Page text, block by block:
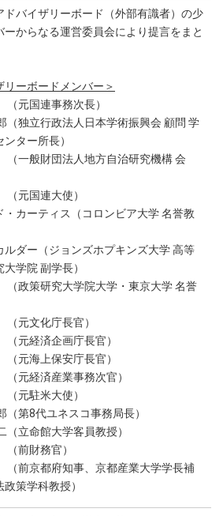
ドバイザリーボード（外部有識者）の少
ーからなる運営委員会により提言をまと
リーボードメンバー＞
元国連事務次長）
（独立行政法人日本学術振興会 顧問 学
ター所長）
（一般財団法人地方自治研究機構 会
元国連大使）
・カーティス（コロンビア大学 名誉教
ルダー（ジョンズホプキンズ大学 高等
学院 副学長）
政策研究大学院大学・東京大学 名誉
元文化庁長官）
元経済企画庁長官）
元海上保安庁長官）
（元経済産業事務次官）
元駐米大使）
（第8代ユネスコ事務局長）
（立命館大学客員教授）
前財務官）
（前京都府知事、京都産業大学学長補
策学科教授）